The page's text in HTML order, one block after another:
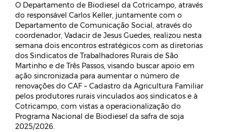
O Departamento de Biodiesel da Cotricampo, através
do responsável Carlos Keller, juntamente com o
Departamento de Comunicação Social, através do
coordenador, Vadacir de Jesus Guedes, realizou nesta
semana dois encontros estratégicos com as diretorias
dos Sindicatos de Trabalhadores Rurais de São
Martinho e de Três Passos, visando buscar apoio em
ação sincronizada para aumentar o número de
renovações do CAF – Cadastro da Agricultura Familiar
pelos produtores rurais vinculados aos sindicatos e à
Cotricampo, com vistas a operacionalização do
Programa Nacional de Biodiesel da safra de soja
2025/2026.